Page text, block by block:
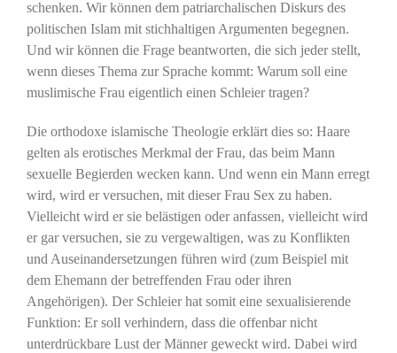
schenken. Wir können dem patriarchalischen Diskurs des
politischen Islam mit stichhaltigen Argumenten begegnen.
Und wir können die Frage beantworten, die sich jeder stellt,
wenn dieses Thema zur Sprache kommt: Warum soll eine
muslimische Frau eigentlich einen Schleier tragen?
Die orthodoxe islamische Theologie erklärt dies so: Haare
gelten als erotisches Merkmal der Frau, das beim Mann
sexuelle Begierden wecken kann. Und wenn ein Mann erregt
wird, wird er versuchen, mit dieser Frau Sex zu haben.
Vielleicht wird er sie belästigen oder anfassen, vielleicht wird
er gar versuchen, sie zu vergewaltigen, was zu Konflikten
und Auseinandersetzungen führen wird (zum Beispiel mit
dem Ehemann der betreffenden Frau oder ihren
Angehörigen). Der Schleier hat somit eine sexualisierende
Funktion: Er soll verhindern, dass die offenbar nicht
unterdrückbare Lust der Männer geweckt wird. Dabei wird